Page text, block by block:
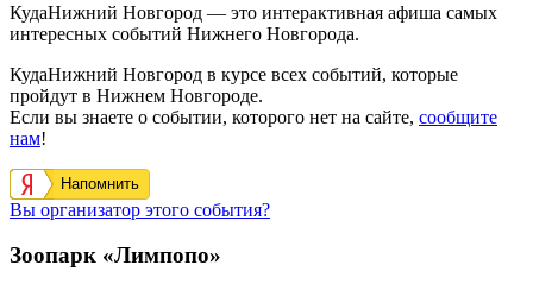
КудаНижний Новгород — это интерактивная афиша самых
интересных событий Нижнего Новгорода.
КудаНижний Новгород в курсе всех событий, которые
пройдут в Нижнем Новгороде.
Если вы знаете о событии, которого нет на сайте, сообщите
нам!
Напомнить
Вы организатор этого события?
Зоопарк «Лимпопо»